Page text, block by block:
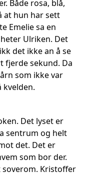
Både rosa, blå,
at hun har sett
Emelie sa en
Ulriken. Det
det ikke an å se
fjerde sekund. Da
som ikke var
kvelden.
Det lyset er
sentrum og helt
det. Det er
som bor der.
Kristoffer